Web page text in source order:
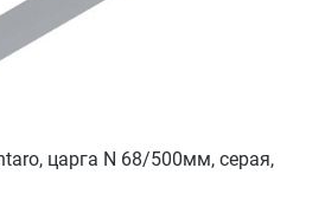
царга N 68/500мм, серая,